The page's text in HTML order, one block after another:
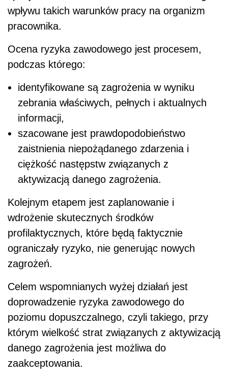
wpływu takich warunków pracy na organizm
pracownika.
Ocena ryzyka zawodowego jest procesem,
podczas którego:
identyfikowane są zagrożenia w wyniku
zebrania właściwych, pełnych i aktualnych
informacji,
szacowane jest prawdopodobieństwo
zaistnienia niepożądanego zdarzenia i
ciężkość następstw związanych z
aktywizacją danego zagrożenia.
Kolejnym etapem jest zaplanowanie i
wdrożenie skutecznych środków
profilaktycznych, które będą faktycznie
ograniczały ryzyko, nie generując nowych
zagrożeń.
Celem wspomnianych wyżej działań jest
doprowadzenie ryzyka zawodowego do
poziomu dopuszczalnego, czyli takiego, przy
którym wielkość strat związanych z aktywizacją
danego zagrożenia jest możliwa do
zaakceptowania.